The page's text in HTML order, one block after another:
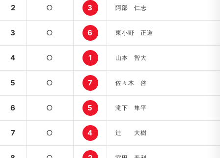
2 ○ 3 阿部 仁志
3 ○ 6 東小野 正道
4 ○ 1 山本 智大
5 ○ 7 佐々木 啓
6 ○ 5 滝下 隼平
7 ○ 4 辻 大樹